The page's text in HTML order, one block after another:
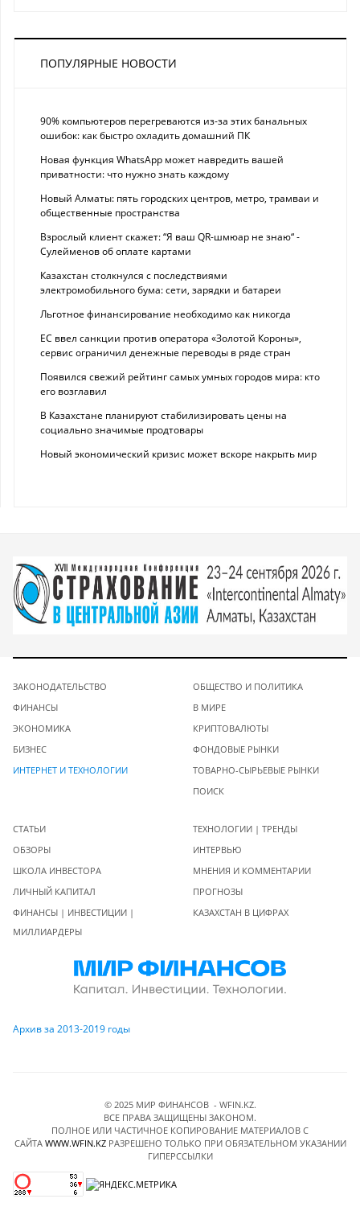
ПОПУЛЯРНЫЕ НОВОСТИ
90% компьютеров перегреваются из-за этих банальных
ошибок: как быстро охладить домашний ПК
Новая функция WhatsApp может навредить вашей
приватности: что нужно знать каждому
Новый Алматы: пять городских центров, метро, трамваи и
общественные пространства
Взрослый клиент скажет: “Я ваш QR-шмюар не знаю“ -
Сулейменов об оплате картами
Казахстан столкнулся с последствиями
электромобильного бума: сети, зарядки и батареи
Льготное финансирование необходимо как никогда
ЕС ввел санкции против оператора «Золотой Короны»,
сервис ограничил денежные переводы в ряде стран
Появился свежий рейтинг самых умных городов мира: кто
его возглавил
В Казахстане планируют стабилизировать цены на
социально значимые продтовары
Новый экономический кризис может вскоре накрыть мир
ЗАКОНОДАТЕЛЬСТВО
ФИНАНСЫ
ЭКОНОМИКА
БИЗНЕС
ИНТЕРНЕТ И ТЕХНОЛОГИИ
ОБЩЕСТВО И ПОЛИТИКА
В МИРЕ
КРИПТОВАЛЮТЫ
ФОНДОВЫЕ РЫНКИ
ТОВАРНО-СЫРЬЕВЫЕ РЫНКИ
ПОИСК
СТАТЬИ
ОБЗОРЫ
ШКОЛА ИНВЕСТОРА
ЛИЧНЫЙ КАПИТАЛ
ФИНАНСЫ | ИНВЕСТИЦИИ |
МИЛЛИАРДЕРЫ
ТЕХНОЛОГИИ | ТРЕНДЫ
ИНТЕРВЬЮ
МНЕНИЯ И КОММЕНТАРИИ
ПРОГНОЗЫ
КАЗАХСТАН В ЦИФРАХ
Архив за 2013-2019 годы
© 2025 МИР ФИНАНСОВ - WFIN.KZ.
ВСЕ ПРАВА ЗАЩИЩЕНЫ ЗАКОНОМ.
ПОЛНОЕ ИЛИ ЧАСТИЧНОЕ КОПИРОВАНИЕ МАТЕРИАЛОВ C
САЙТА WWW.WFIN.KZРАЗРЕШЕНО ТОЛЬКО ПРИ ОБЯЗАТЕЛЬНОМ УКАЗАНИИ
ГИПЕРССЫЛКИ